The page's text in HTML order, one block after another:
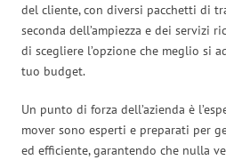
del cliente, con diversi pacchetti di
seconda dell’ampiezza e dei servizi
di scegliere l’opzione che meglio si
tuo budget.
Un punto di forza dell’azienda è
mover sono esperti e preparati per
ed efficiente, garantendo che nulla